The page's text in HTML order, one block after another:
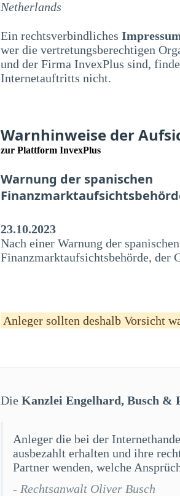
Netherlands
Ein rechtsverbindliches
wer die vertretungsberechtigen
und der Firma InvexPlus sind,
Internetauftritts nicht.
Warnhinweise der
zur Plattform InvexPlus
Warnung der spanischen
23.10.2023
Nach einer Warnung der spanischen
Finanzmarktaufsichtsbehörde, der
Anleger sollten deshalb Vorsicht
Die Kanzlei Engelhard, Busch &
Anleger die bei der
ausbezahlt erhalten und ihre
Partner wenden, welche
- Rechtsanwalt Oliver Busch